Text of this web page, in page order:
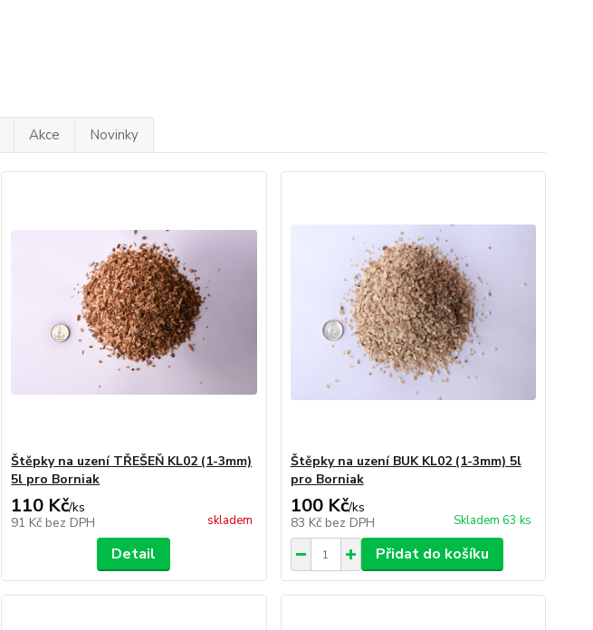
Akce Novinky
Štěpky na uzení TŘEŠEŇ KL02 (1-3mm)
5l pro Borniak
110 Kč/ks
91 Kč bez DPH skladem
Detail
Štěpky na uzení BUK KL02 (1-3mm) 5l
pro Borniak
100 Kč/ks
83 Kč bez DPH Skladem 63 ks
Přidat do košíku